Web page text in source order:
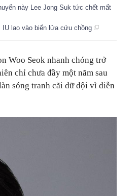
này Lee Jong Suk tức chết mất
IU lao vào biển lửa cứu chồng
Woo Seok nhanh chóng trở
chỉ chưa đầy một năm sau
sóng tranh cãi dữ dội vì diễn